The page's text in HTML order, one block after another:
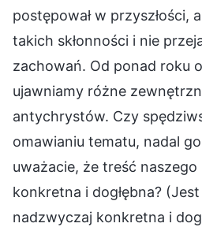
postępował w przyszłości,
takich skłonności i nie
zachowań. Od ponad roku
ujawniamy różne
antychrystów. Czy
omawianiu tematu, nadal
uważacie, że treść
konkretna i dogłębna?
nadzwyczaj konkretna i